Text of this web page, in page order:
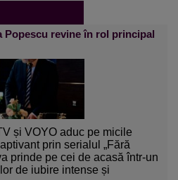
Popescu revine în rol principal
și VOYO aduc pe micile
prin serialul „Fără
prinde pe cei de acasă într-un
de iubire intense și